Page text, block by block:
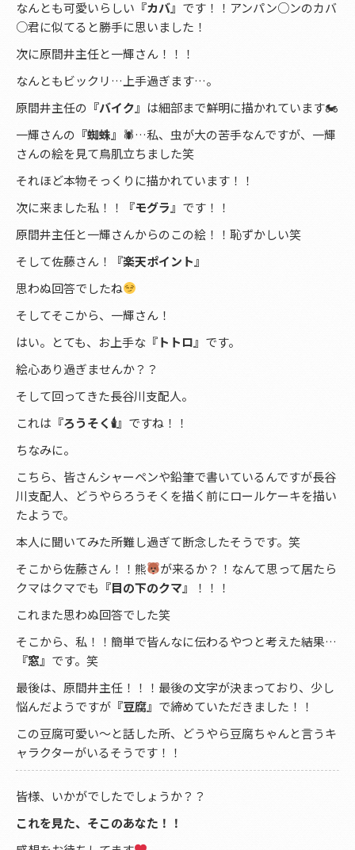
なんとも可愛いらしい 『カバ』 です！！アンパン○ンのカバ
○君に似てると勝手に思いました！
次に原間井主任と一輝さん！！！
なんともビックリ…上手過ぎます…。
原間井主任の 『バイク』 は細部まで鮮明に描かれています🏍
一輝さんの 『蜘蛛』 🕷…私、虫が大の苦手なんですが、一輝
さんの絵を見て鳥肌立ちました笑
それほど本物そっくりに描かれています！！
次に来ました私！！
『モグラ』 です！！
原間井主任と一輝さんからのこの絵！！恥ずかしい笑
そして佐藤さん！
『楽天ポイント』
思わぬ回答でしたね
そしてそこから、一輝さん！
はい。とても、お上手な 『トトロ』 です。
絵心あり過ぎませんか？？
そして回ってきた長谷川支配人。
これは 『ろうそく🕯』 ですね！！
ちなみに。
こちら、皆さんシャーペンや鉛筆で書いているんですが長谷
川支配人、どうやらろうそくを描く前にロールケーキを描い
たようで。
本人に聞いてみた所難し過ぎて断念したそうです。笑
そこから佐藤さん！！熊
が来るか？！なんて思って居たら
クマはクマでも 『目の下のクマ』
！！！
これまた思わぬ回答でした笑
そこから、私！！簡単で皆んなに伝わるやつと考えた結果…
『窓』 です。笑
最後は、原間井主任！！！最後の文字が決まっており、少し
悩んだようですが 『豆腐』 で締めていただきました！！
この豆腐可愛い〜と話した所、どうやら豆腐ちゃんと言うキ
ャラクターがいるそうです！！
皆様、いかがでしたでしょうか？？
これを見た、そこのあなた！！